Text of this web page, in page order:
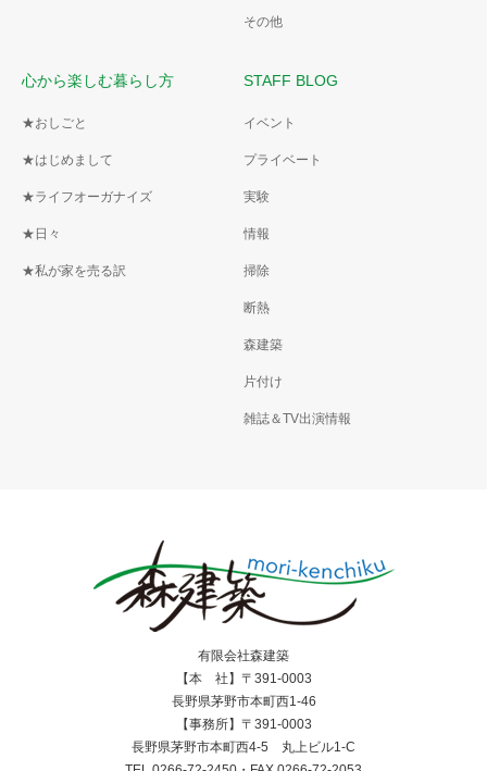
その他
心から楽しむ暮らし方
★おしごと
★はじめまして
★ライフオーガナイズ
★日々
★私が家を売る訳
STAFF BLOG
イベント
プライベート
実験
情報
掃除
断熱
森建築
片付け
雑誌＆TV出演情報
有限会社森建築
【本 社】〒391-0003
長野県茅野市本町西1-46
【事務所】〒391-0003
長野県茅野市本町西4-5 丸上ビル1-C